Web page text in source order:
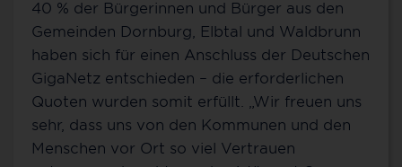
40 % der Bürgerinnen und Bürger aus den
Gemeinden Dornburg, Elbtal und Waldbrunn
haben sich für einen Anschluss der Deutschen
GigaNetz entschieden – die erforderlichen
Quoten wurden somit erfüllt. „Wir freuen uns
sehr, dass uns von den Kommunen und den
Menschen vor Ort so viel Vertrauen